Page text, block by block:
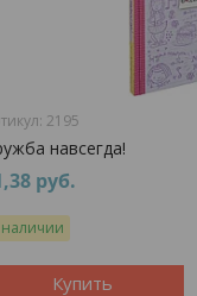
2195
навсегда!
руб.
Купить